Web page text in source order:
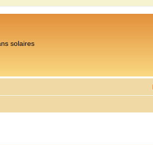
solaires